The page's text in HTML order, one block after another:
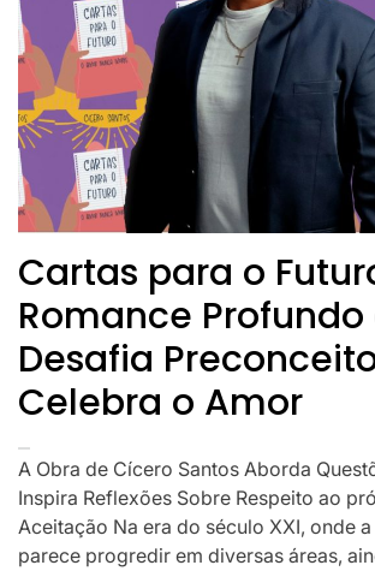
Cartas para o
Romance
Desafia
Celebra o Amor
A Obra de Cícero Santos Aborda
Inspira Reflexões Sobre Respeito ao
Aceitação Na era do século XXI, onde
parece progredir em diversas áreas,